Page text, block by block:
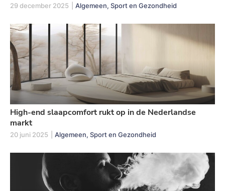
29 december 2025 Algemeen, Sport en Gezondheid
High-end slaapcomfort rukt op in de Nederlandse
markt
20 juni 2025 Algemeen, Sport en Gezondheid